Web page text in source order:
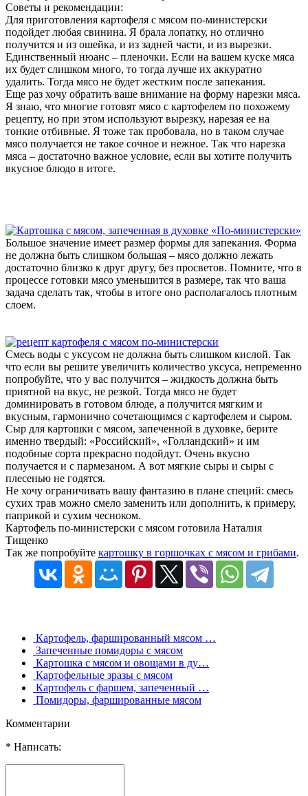
Советы и рекомендации:
Для приготовления картофеля с мясом по-министерски
подойдет любая свинина. Я брала лопатку, но отлично
получится и из ошейка, и из задней части, и из вырезки.
Единственный нюанс – пленочки. Если на вашем куске мяса
их будет слишком много, то тогда лучше их аккуратно
удалить. Тогда мясо не будет жестким после запекания.
Еще раз хочу обратить ваше внимание на форму нарезки мяса.
Я знаю, что многие готовят мясо с картофелем по похожему
рецепту, но при этом используют вырезку, нарезая ее на
тонкие отбивные. Я тоже так пробовала, но в таком случае
мясо получается не такое сочное и нежное. Так что нарезка
мяса – достаточно важное условие, если вы хотите получить
вкусное блюдо в итоге.
Большое значение имеет размер формы для запекания. Форма
не должна быть слишком большая – мясо должно лежать
достаточно близко к друг другу, без просветов. Помните, что в
процессе готовки мясо уменьшится в размере, так что ваша
задача сделать так, чтобы в итоге оно располагалось плотным
слоем.
Смесь воды с уксусом не должна быть слишком кислой. Так
что если вы решите увеличить количество уксуса, непременно
попробуйте, что у вас получится – жидкость должна быть
приятной на вкус, не резкой. Тогда мясо не будет
доминировать в готовом блюде, а получится мягким и
вкусным, гармонично сочетающимся с картофелем и сыром.
Сыр для картошки с мясом, запеченной в духовке, берите
именно твердый: «Российский», «Голландский» и им
подобные сорта прекрасно подойдут. Очень вкусно
получается и с пармезаном. А вот мягкие сыры и сыры с
плесенью не годятся.
Не хочу ограничивать вашу фантазию в плане специй: смесь
сухих трав можно смело заменить или дополнить, к примеру,
паприкой и сухим чесноком.
Картофель по-министерски с мясом готовила Наталия
Тищенко
Так же попробуйте картошку в горшочках с мясом и грибами.
Картофель, фаршированный мясом …
Запеченные помидоры с мясом
Картошка с мясом и овощами в ду…
Картофельные зразы с мясом
Картофель с фаршем, запеченный …
Помидоры, фаршированные мясом
Комментарии
* Написать: